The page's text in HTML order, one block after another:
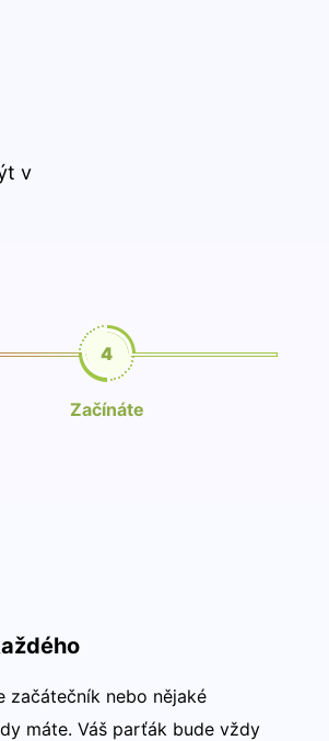
v
Začínáte
začátečník nebo nějaké
máte. Váš parťák bude vždy